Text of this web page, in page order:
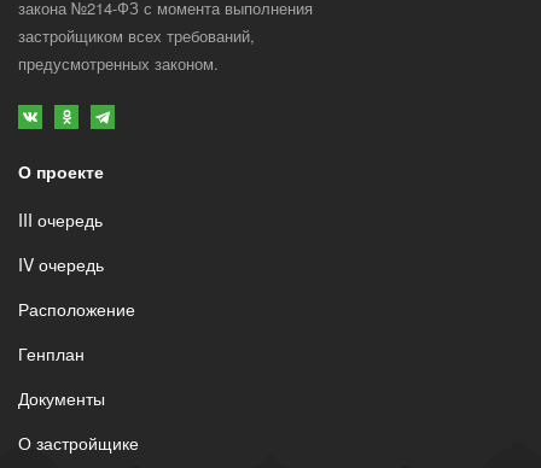
закона №214-ФЗ с момента выполнения
застройщиком всех требований,
предусмотренных законом.
О проекте
III очередь
IV очередь
Расположение
Генплан
Документы
О застройщике